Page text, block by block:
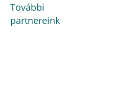
További
partnereink